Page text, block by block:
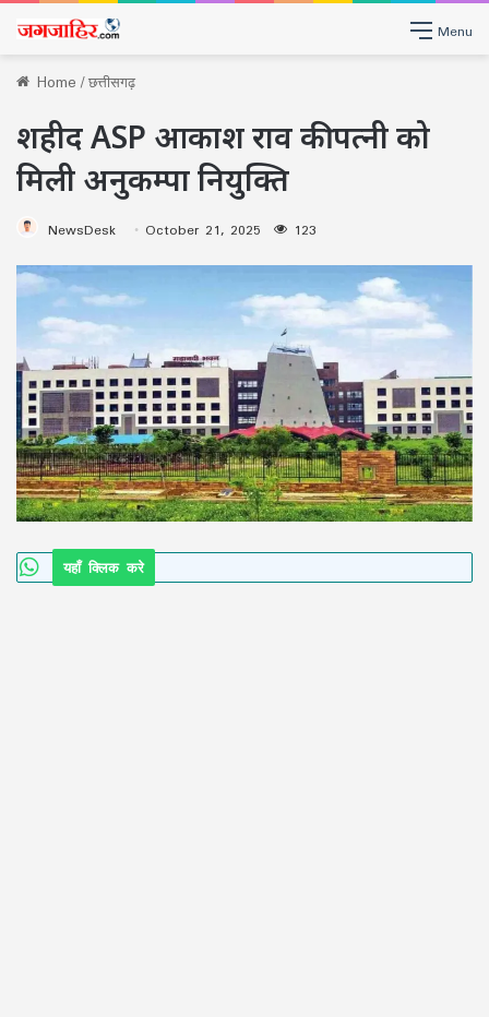
Menu
Home/छत्तीसगढ़
शहीद ASP आकाश राव की पत्नी को
मिली अनुकम्पा नियुक्ति
NewsDesk October 21, 2025 123
यहाँ क्लिक करे